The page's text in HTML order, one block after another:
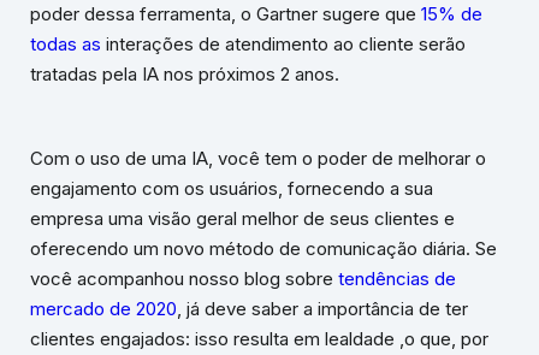
poder dessa ferramenta, o Gartner sugere que 15% de
todas as interações de atendimento ao cliente serão
tratadas pela IA nos próximos 2 anos.
Com o uso de uma IA, você tem o poder de melhorar o
engajamento com os usuários, fornecendo a sua
empresa uma visão geral melhor de seus clientes e
oferecendo um novo método de comunicação diária. Se
você acompanhou nosso blog sobre tendências de
mercado de 2020, já deve saber a importância de ter
clientes engajados: isso resulta em lealdade ,o que, por